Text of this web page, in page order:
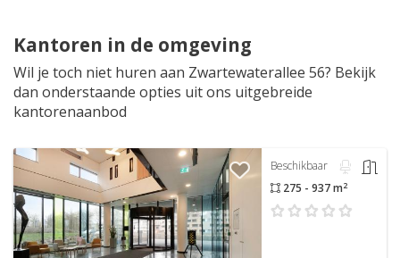
Kantoren in de omgeving
Wil je toch niet huren aan Zwartewaterallee 56? Bekijk
dan onderstaande opties uit ons uitgebreide
kantorenaanbod
Beschikbaar
275 - 937 m2